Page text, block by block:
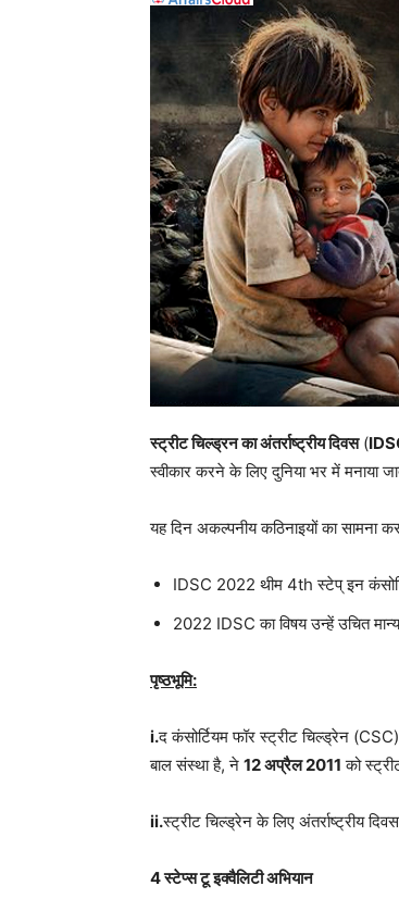
स्ट्रीट चिल्ड्रन का अंतर्राष्ट्रीय दिवस(
स्वीकार करने के लिए दुनिया भर में मनाया
यह दिन अकल्पनीय कठिनाइयों का सामना
IDSC 2022 थीम 4th स्टेप् इन
2022 IDSC का विषय उन्हें उचित
पृष्ठभूमि:
i.द कंसोर्टियम फॉर स्ट्रीट चिल्ड्रेन
बाल संस्था है, ने 12 अप्रैल 2011 को
ii.स्ट्रीट चिल्ड्रेन के लिए अंतर्राष्ट्रीय
4 स्टेप्स टू इक्वैलिटी अभियान